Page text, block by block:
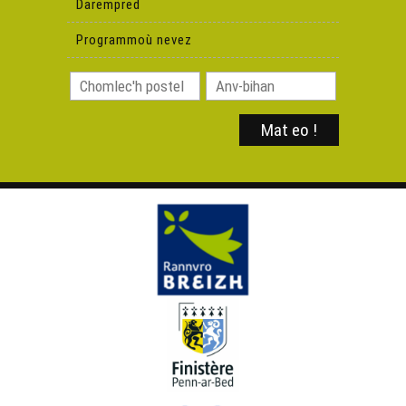
Johnny
Morwenn Le Normand & Hardell – Ma faot deoc'h man
Andrea ar Gouilh - Gwerz an harluad
Allah's Kanañ – Patronez dous ar Folgoed
Gweltaz Adeux - Kelc'hioù du ha kelc'hioù glas
Le Bour & Bodros – Valse
Darempred
Programmoù nevez